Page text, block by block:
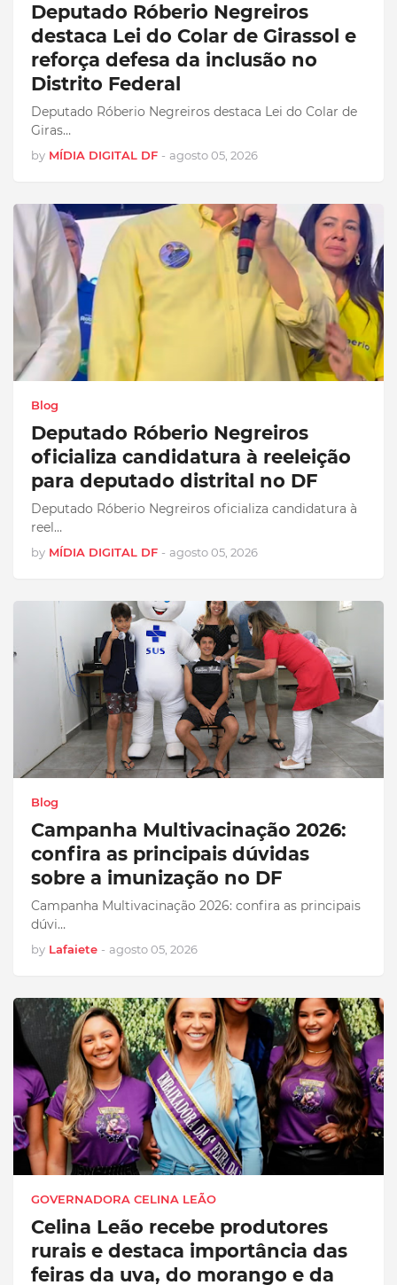
Deputado Róberio Negreiros
destaca Lei do Colar de Girassol e
reforça defesa da inclusão no
Distrito Federal
Deputado Róberio Negreiros destaca Lei do Colar de
Giras…
by MÍDIA DIGITAL DF - agosto 05, 2026
Blog
Deputado Róberio Negreiros
oficializa candidatura à reeleição
para deputado distrital no DF
Deputado Róberio Negreiros oficializa candidatura à
reel…
by MÍDIA DIGITAL DF - agosto 05, 2026
Blog
Campanha Multivacinação 2026:
confira as principais dúvidas
sobre a imunização no DF
Campanha Multivacinação 2026: confira as principais
dúvi…
by Lafaiete - agosto 05, 2026
GOVERNADORA CELINA LEÃO
Celina Leão recebe produtores
rurais e destaca importância das
feiras da uva, do morango e da